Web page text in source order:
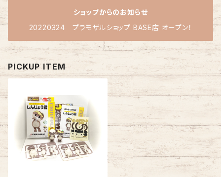
ショップからのお知らせ
20220324 プラモザルショップ BASE店 オープン！
PICKUP ITEM